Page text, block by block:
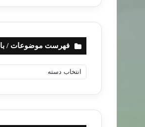
فهرست موضوعات / با
ه
ت